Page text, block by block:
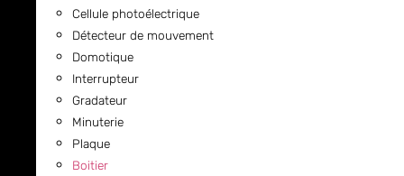
Cellule photoélectrique
Détecteur de mouvement
Domotique
Interrupteur
Gradateur
Minuterie
Plaque
Boitier